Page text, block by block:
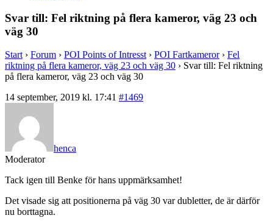
Svar till: Fel riktning på flera kameror, väg 23 och
väg 30
Start › Forum › POI Points of Intresst › POI Fartkameror › Fel
riktning på flera kameror, väg 23 och väg 30 › Svar till: Fel riktning
på flera kameror, väg 23 och väg 30
14 september, 2019 kl. 17:41 #1469
henca
Moderator
Tack igen till Benke för hans uppmärksamhet!
Det visade sig att positionerna på väg 30 var dubletter, de är därför
nu borttagna.